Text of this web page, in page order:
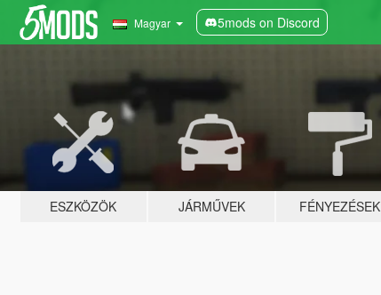
Magyar 5mods on Discord
ESZKÖZÖK JÁRMŰVEK FÉNYEZÉSEK